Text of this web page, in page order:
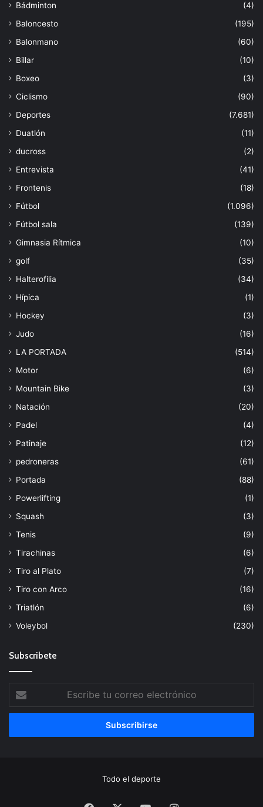
Bádminton
(4)
Baloncesto
(195)
Balonmano
(60)
Billar
(10)
Boxeo
(3)
Ciclismo
(90)
Deportes
(7.681)
Duatlón
(11)
ducross
(2)
Entrevista
(41)
Frontenis
(18)
Fútbol
(1.096)
Fútbol sala
(139)
Gimnasia Rítmica
(10)
golf
(35)
Halterofilia
(34)
Hípica
(1)
Hockey
(3)
Judo
(16)
LA PORTADA
(514)
Motor
(6)
Mountain Bike
(3)
Natación
(20)
Padel
(4)
Patinaje
(12)
pedroneras
(61)
Portada
(88)
Powerlifting
(1)
Squash
(3)
Tenis
(9)
Tirachinas
(6)
Tiro al Plato
(7)
Tiro con Arco
(16)
Triatlón
(6)
Voleybol
(230)
Subscribete
Escribe
tu
correo
Todo el deporte